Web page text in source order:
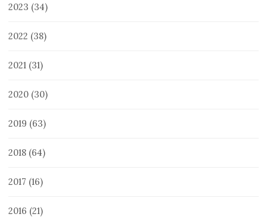
2023 (34)
2022 (38)
2021 (31)
2020 (30)
2019 (63)
2018 (64)
2017 (16)
2016 (21)